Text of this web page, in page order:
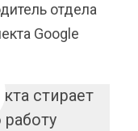
отдела
Google
стирает